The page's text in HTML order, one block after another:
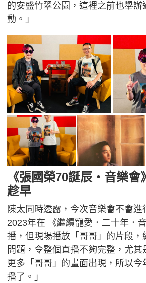
的安盛竹翠公園，這裡之前也舉辦
動。」
《張國榮70誕辰・音樂
趁早
陳太同時透露，今次音樂會不會進
2023年在 《繼續寵愛．二十年．
播，但現場播放「哥哥」的片段，
問題，令整個直播不夠完整，尤其
更多「哥哥」的畫面出現，所以今
播了。」